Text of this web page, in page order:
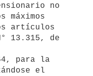
no
máximos
13.315, de
el